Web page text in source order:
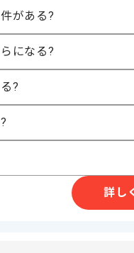
言語での経験
周りの知見
スの開発経験
ップなどのスピード感の
がある?
になる?
?
詳し